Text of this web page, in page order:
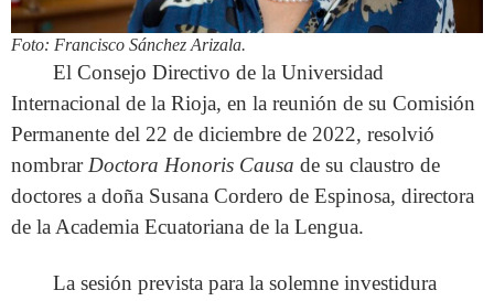
Foto: Francisco Sánchez Arizala.
El Consejo Directivo de la Universidad
Internacional de la Rioja, en la reunión de su Comisión
Permanente del 22 de diciembre de 2022, resolvió
nombrar Doctora Honoris Causa de su claustro de
doctores a doña Susana Cordero de Espinosa, directora
de la Academia Ecuatoriana de la Lengua.
La sesión prevista para la solemne investidura